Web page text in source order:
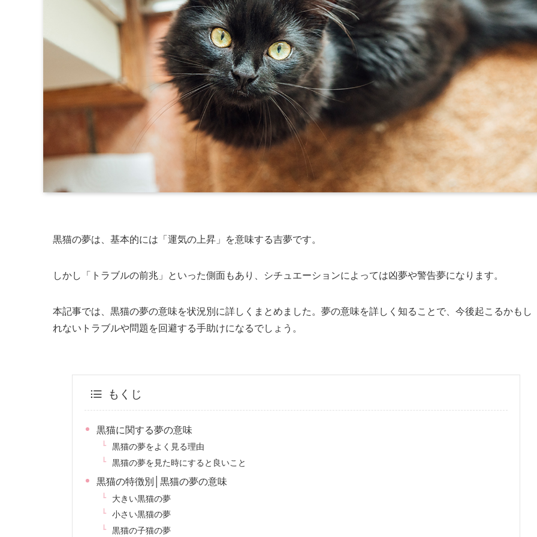
黒猫の夢は、基本的には「運気の上昇」を意味する吉夢です。
しかし「トラブルの前兆」といった側面もあり、シチュエーションによっては凶夢や警告夢になります。
本記事では、黒猫の夢の意味を状況別に詳しくまとめました。夢の意味を詳しく知ることで、今後起こるかもし
れないトラブルや問題を回避する手助けになるでしょう。
もくじ
黒猫に関する夢の意味
黒猫の夢をよく見る理由
黒猫の夢を見た時にすると良いこと
黒猫の特徴別│黒猫の夢の意味
大きい黒猫の夢
小さい黒猫の夢
黒猫の子猫の夢